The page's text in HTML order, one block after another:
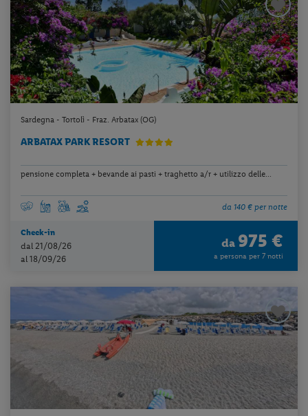
Sardegna - Tortolì - Fraz. Arbatax (OG)
ARBATAX PARK RESORT
pensione completa + bevande ai pasti + traghetto a/r + utilizzo delle...
da 140 € per notte
Check-in
dal 21/08/26
al 18/09/26
da 975 €
a persona per 7 notti